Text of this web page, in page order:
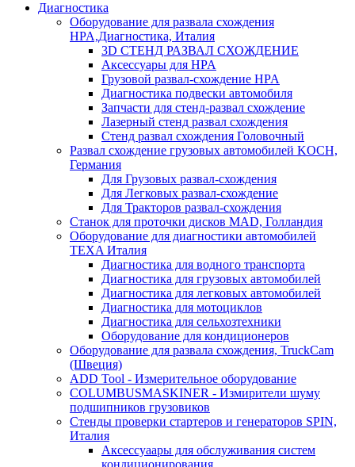
Диагностика
Оборудование для развала схождения
HPA,Диагностика, Италия
3D СТЕНД РАЗВАЛ СХОЖДЕНИЕ
Аксессуары для HPA
Грузовой развал-схождение HPA
Диагностика подвески автомобиля
Запчасти для стенд-развал схождение
Лазерный стенд развал схождения
Стенд развал схождения Головочный
Развал схождение грузовых автомобилей KOCH,
Германия
Для Грузовых развал-схождения
Для Легковых развал-схождение
Для Тракторов развал-схождения
Станок для проточки дисков MAD, Голландия
Оборудование для диагностики автомобилей
TEXA Италия
Диагностика для водного транспорта
Диагностика для грузовых автомобилей
Диагностика для легковых автомобилей
Диагностика для мотоциклов
Диагностика для сельхозтехники
Оборудование для кондиционеров
Оборудование для развала схождения, TruckCam
(Швеция)
ADD Tool - Измерительное оборудование
COLUMBUSMASKINER - Измирители шуму
подшипников грузовиков
Стенды проверки стартеров и генераторов SPIN,
Италия
Аксессуаары для обслуживания систем
кондиционирования